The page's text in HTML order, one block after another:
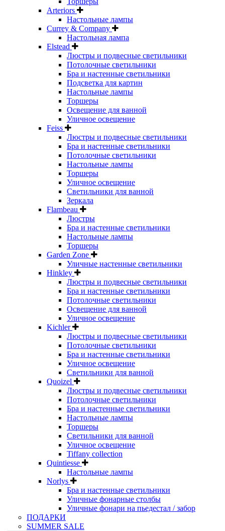
Arteriors
Настольные лампы
Currey & Company
Настольная лампа
Elstead
Люстры и подвесные светильники
Потолочные светильники
Бра и настенные светильники
Подсветка для картин
Настольные лампы
Торшеры
Освещение для ванной
Уличное освещение
Feiss
Люстры и подвесные светильники
Бра и настенные светильники
Потолочные светильники
Настольные лампы
Торшеры
Уличное освещение
Светильники для ванной
Зеркала
Flambeau
Люстры
Бра и настенные светильники
Настольные лампы
Торшеры
Garden Zone
Уличные настенные светильники
Hinkley
Люстры и подвесные светильники
Бра и настенные светильники
Потолочные светильники
Освещение для ванной
Уличное освещение
Kichler
Люстры и подвесные светильники
Потолочные светильники
Бра и настенные светильники
Уличное освещение
Светильники для ванной
Quoizel
Люстры и подвесные светильники
Потолочные светильники
Бра и настенные светильники
Настольные лампы
Торшеры
Светильники для ванной
Уличное освещение
Tiffany collection
Quintiesse
Настольные лампы
Norlys
Бра и настенные светильники
Уличные фонарные столбы
Уличные фонари на пьедестал / забор
ПОДАРКИ
SUMMER SALE